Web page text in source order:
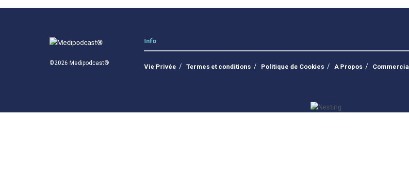
©2026 Medipodcast®
Info
Vie Privée Termes et conditions Politique de Cookies A Propos Commercial